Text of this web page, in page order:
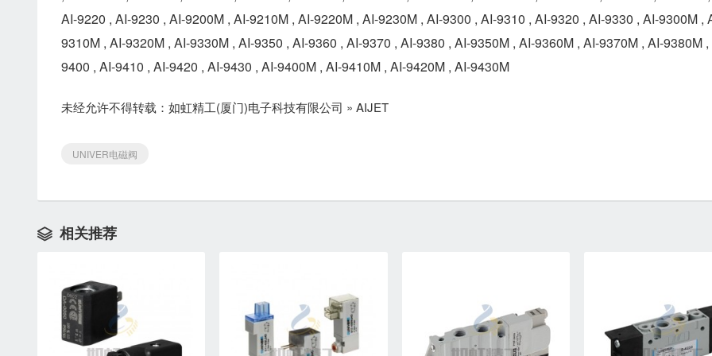
AI-9220 , AI-9230 , AI-9200M , AI-9210M , AI-9220M , AI-9230M , AI-9300 , AI-9310 , AI-9320 , AI-9330 , AI-9300M ,
9310M , AI-9320M , AI-9330M , AI-9350 , AI-9360 , AI-9370 , AI-9380 , AI-9350M , AI-9360M , AI-9370M , AI-9380M ,
9400 , AI-9410 , AI-9420 , AI-9430 , AI-9400M , AI-9410M , AI-9420M , AI-9430M
未经允许不得转载： 如虹精工(厦门)电子科技有限公司 » AIJET
UNIVER电磁阀
 相关推荐